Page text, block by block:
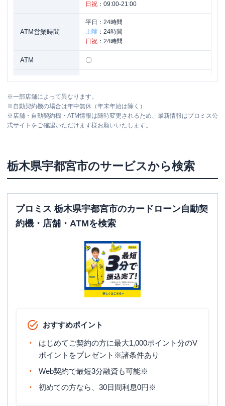
日祝 ： 09:00-21:00
ATM営業時間
平日： 24時間
土曜 ： 24時間
日祝 ： 24時間
ATM 〇
住所
栃木県宇都宮市インターパーク１丁目５
番１
営業時間
平日：9:00-21:00
土曜：9:00-21:00
ATM営業時間
平日：-
土曜：-
日祝：-
✕
〇
栃木県宇都宮市御幸ケ原町53-4 宇都宮市
北環状貸店舗1階
名称 レイク
営業時間
平日：9:00-21:00
日祝：9:00-19:00（祝日は21:00まで営業）
ATM営業時間
平日：-
土曜
：-
※一部店舗によって異なります。
※自動契約機の場合は年中無休（年末年始は除く）
※店舗・自動契約機・ATM情報は随時変更されるため、最新情報はプロミス公
式サイトをご確認いただけます様お願いいたします。
栃木県宇都宮市のサービスから検索
プロミス 栃木県宇都宮市のカードローン自動契
約機・店舗・ATMを検索
おすすめポイント
はじめてご契約の方に最大1,000ポイント分のV
ポイントをプレゼント※諸条件あり
Web契約で最短3分融資も可能※
初めての方なら、30日間利息0円※